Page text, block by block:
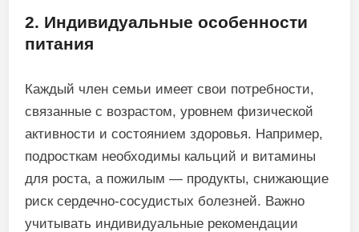
2. Индивидуальные особенности
питания
Каждый член семьи имеет свои потребности,
связанные с возрастом, уровнем физической
активности и состоянием здоровья. Например,
подросткам необходимы кальций и витамины
для роста, а пожилым — продукты, снижающие
риск сердечно-сосудистых болезней. Важно
учитывать индивидуальные рекомендации